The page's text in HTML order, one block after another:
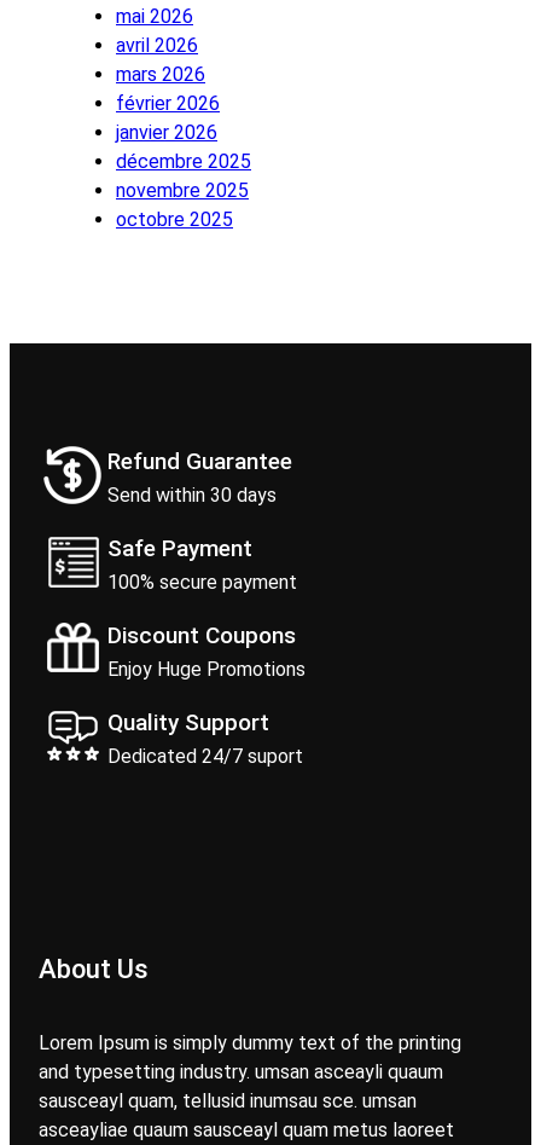
mai 2026
avril 2026
mars 2026
février 2026
janvier 2026
décembre 2025
novembre 2025
octobre 2025
Refund Guarantee
Send within 30 days
Safe Payment
100% secure payment
Discount Coupons
Enjoy Huge Promotions
Quality Support
Dedicated 24/7 suport
About Us
Lorem Ipsum is simply dummy text of the printing
and typesetting industry. umsan asceayli quaum
sausceayl quam, tellusid inumsau sce. umsan
asceayliae quaum sausceayl quam metus laoreet